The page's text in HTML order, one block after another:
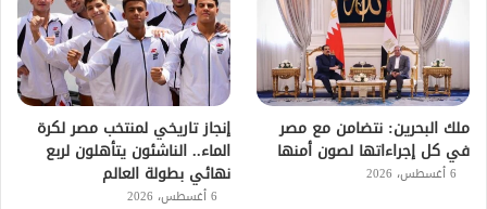
ملك البحرين: نتضامن مع مصر
في كل إجراءاتها لصون أمنها
6 أغسطس، 2026
إنجاز تاريخي لمنتخب مصر لكرة
الماء.. الناشئون يتأهلون لربع
نهائي بطولة العالم
6 أغسطس، 2026